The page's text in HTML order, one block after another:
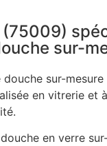
sur-
sur-
en vitrerie et
en verre